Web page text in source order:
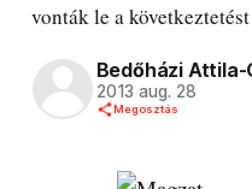
vonták le a
Bedőházi Attila-
2013 aug. 28
Megosztás